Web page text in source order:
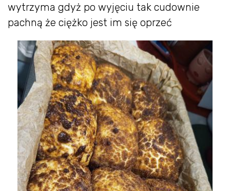
wytrzyma gdyż po wyjęciu tak cudownie
pachną że ciężko jest im się oprzeć